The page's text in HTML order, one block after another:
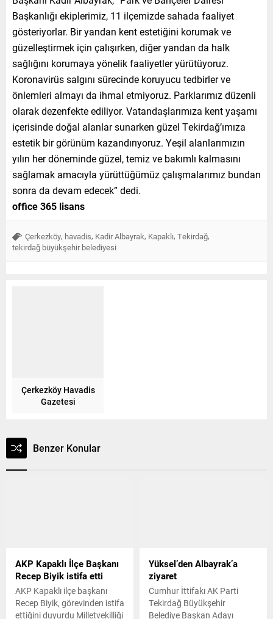
Başkanlığı ekiplerimiz, 11 ilçemizde sahada faaliyet
gösteriyorlar. Bir yandan kent estetiğini korumak ve
güzelleştirmek için çalışırken, diğer yandan da halk
sağlığını korumaya yönelik faaliyetler yürütüyoruz.
Koronavirüs salgını sürecinde koruyucu tedbirler ve
önlemleri almayı da ihmal etmiyoruz. Parklarımız düzenli
olarak dezenfekte ediliyor. Vatandaşlarımıza kent yaşamı
içerisinde doğal alanlar sunarken güzel Tekirdağ’ımıza
estetik bir görünüm kazandırıyoruz. Yeşil alanlarımızın
yılın her döneminde güzel, temiz ve bakımlı kalmasını
sağlamak amacıyla yürüttüğümüz çalışmalarımız bundan
sonra da devam edecek” dedi.
office 365 lisans
Çerkezköy, havadis, Kadir Albayrak, Kapaklı, Tekirdağ,
tekirdağ büyükşehir belediyesi
Çerkezköy Havadis
Gazetesi
Benzer Konular
AKP Kapaklı İlçe Başkanı
Recep Biyik istifa etti
AKP Kapaklı ilçe başkanı
Recep Biyik, görevinden istifa
ettiğini duyurdu Milletvekilliği
Yüksel’den Albayrak’a
ziyaret
Cumhur İttifakı AK Parti
Tekirdağ Büyükşehir
Belediye Başkan Adayı